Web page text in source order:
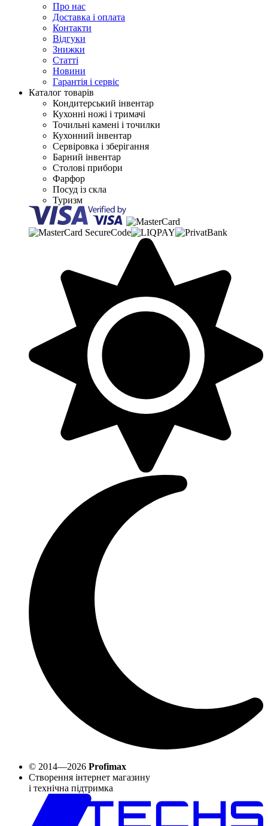
Про нас
Доставка і оплата
Контакти
Відгуки
Знижки
Статті
Новини
Гарантія і сервіс
Каталог товарів
Кондитерський інвентар
Кухонні ножі і тримачі
Точильні камені і точилки
Кухонний інвентар
Сервіровка і зберігання
Барний інвентар
Столові прибори
Фарфор
Посуд із скла
Туризм
© 2014—2026 Profimax
Створення інтернет магазину
і технічна підтримка